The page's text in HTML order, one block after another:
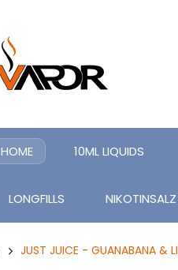
HOME 10ML LIQUIDS
LONGFILLS NIKOTINSALZ
JUST JUICE - GUANABANA &